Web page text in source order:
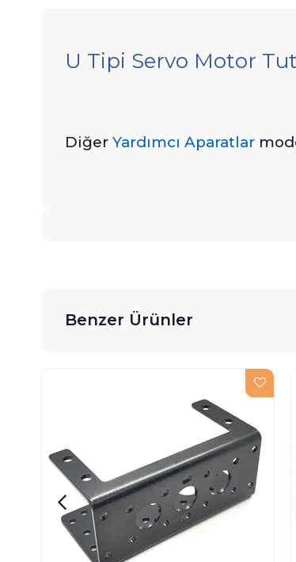
U Tipi Servo Motor
Diğer Yardımcı Aparatlar
Benzer Ürünler